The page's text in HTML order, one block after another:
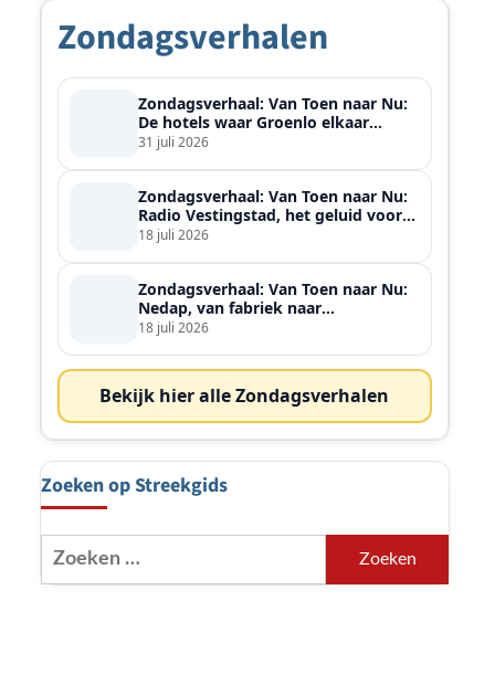
Zondagsverhalen
Zondagsverhaal: Van Toen naar Nu:
De hotels waar Groenlo elkaar
ontmoette
31 juli 2026
Zondagsverhaal: Van Toen naar Nu:
Radio Vestingstad, het geluid voor
heel de streek
18 juli 2026
Zondagsverhaal: Van Toen naar Nu:
Nedap, van fabriek naar
wereldspeler
18 juli 2026
Bekijk hier alle Zondagsverhalen
Zoeken op Streekgids
Zoeken
naar: